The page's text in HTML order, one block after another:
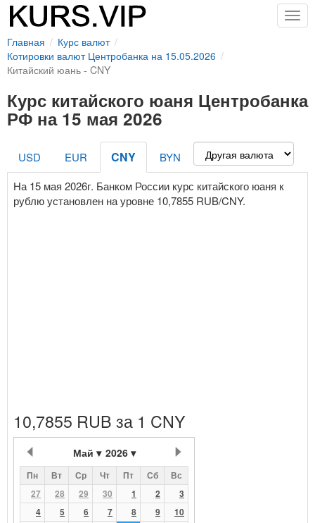
Главная
Курс валют
Котировки валют Центробанка на 15.05.2026
Китайский юань - CNY
Курс китайского юаня Центробанка
РФ на 15 мая 2026
USD EUR CNY
BYN
На 15 мая 2026г. Банком России курс китайского юаня к
рублю установлен на уровне 10,7855 RUB/CNY.
10,7855 RUB за 1 CNY
Май 2026
Пн Вт Ср Чт Пт Сб
Вс
27
28 29 30 1 2
3
4
5 6 7 8 9
10